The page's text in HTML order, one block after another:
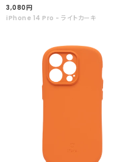
セ
ー
3,080円
iPhone 14 Pro - ライトカーキ